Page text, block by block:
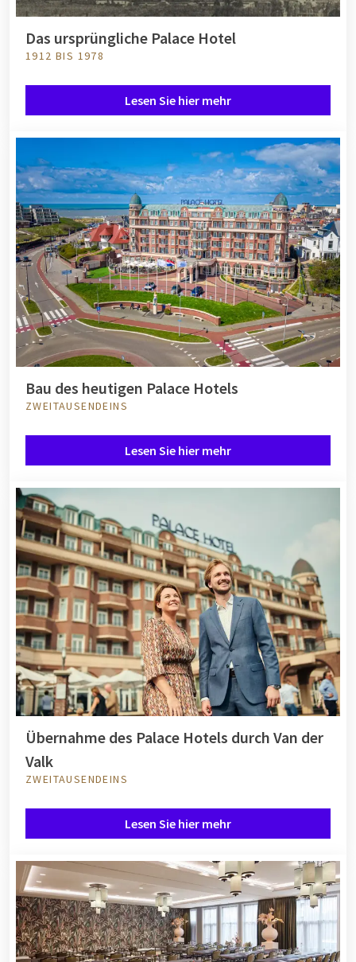
Das ursprüngliche Palace Hotel
1912 BIS 1978
Lesen Sie hier mehr
Bau des heutigen Palace Hotels
ZWEITAUSENDEINS
Lesen Sie hier mehr
Übernahme des Palace Hotels durch Van der
Valk
ZWEITAUSENDEINS
Lesen Sie hier mehr